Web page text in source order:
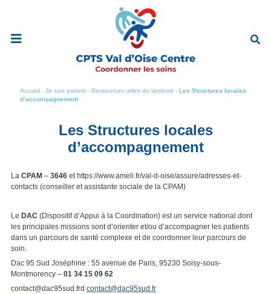
Ouvrir
Accueil - Je suis patient - Ressources utiles du territoire - Les Structures locales
d’accompagnement
Les Structures locales
d’accompagnement
La CPAM – 3646 et https://www.ameli.fr/val-d-oise/assure/adresses-et-
contacts (conseiller et assistante sociale de la CPAM)
Le DAC (Dispositif d’Appui à la Coordination) est un service national dont
les principales missions sont d’orienter et/ou d’accompagner les patients
dans un parcours de santé complexe et de coordonner leur parcours de
soin.
Dac 95 Sud Joséphine : 55 avenue de Paris, 95230 Soisy-sous-
Montmorency – 01 34 15 09 62
contact@dac95sud.frd contact@dac95sud.fr